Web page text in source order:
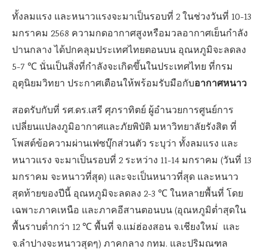
ทั้งลมแรง และหนาวแรงจะมาเป็นรอบที่ 2 ในช่วงวันที่ 10-13
มกราคม 2568 ความกดอากาศสูงหรือมวลอากาศเย็นกำลัง
ปานกลาง ได้ปกคลุมประเทศไทยตอนบน อุณหภูมิจะลดลง
5-7 ℃ นั่นเป็นสิ่งที่กำลังจะเกิดขึ้นในประเทศไทย ที่กรม
อุตุนิยมวิทยา ประกาศเตือนให้พร้อมรับมือกับอากาศหนาว
สอดรับกับที่ รศ.ดร.เสรี ศุภราทิตย์ ผู้อำนวยการศูนย์การ
เปลี่ยนแปลงภูมิอากาศและภัยพิบัติ มหาวิทยาลัยรังสิต ที่
โพสต์ข้อความผ่านเฟซบุ๊กส่วนตัว ระบุว่า ทั้งลมแรง และ
หนาวแรง จะมาเป็นรอบที่ 2 ระหว่าง 11-14 มกราคม (วันที่ 13
มกราคม จะหนาวที่สุด) และจะเป็นหนาวที่สุด และหนาว
สุดท้ายของปีนี้ อุณหภูมิจะลดลง 2-3 ℃ ในหลายพื้นที่ โดย
เฉพาะภาคเหนือ และภาคอีสานตอนบน (อุณหภูมิต่ำสุดใน
พื้นราบต่ำกว่า 12 ℃ พื้นที่ จ.แม่ฮ่องสอน จ.เชียงใหม่ และ
จ.ลำปางจะหนาวสุดๆ) ภาคกลาง กทม. และปริมณฑล